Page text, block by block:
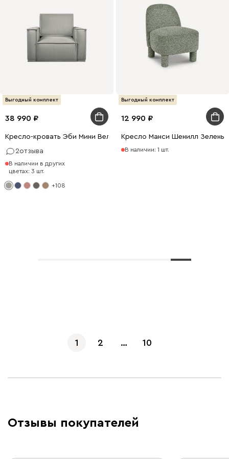
Выгодный комплект
38 990
Кресло-кровать Эби Мини Вельвет Светло-серый
2отзыва
В наличии в других
цветах: 3 шт.
+108
Выгодный комплект
12 990
Кресло Манси Шенилл Зеленый
В наличии: 1 шт.
1 2 … 10
Отзывы покупателей